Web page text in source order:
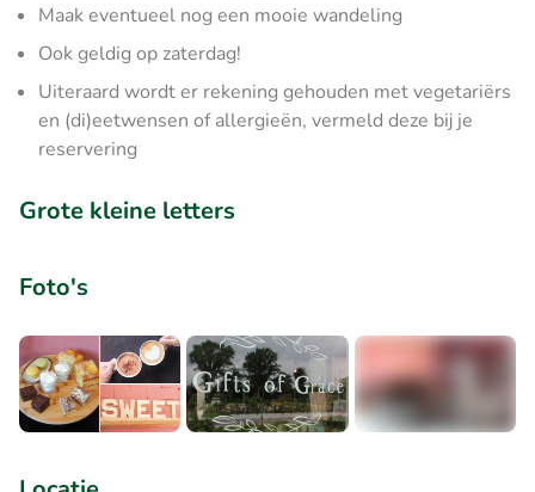
Maak eventueel nog een mooie wandeling
Ook geldig op zaterdag!
Uiteraard wordt er rekening gehouden met vegetariërs
en (di)eetwensen of allergieën, vermeld deze bij je
reservering
Grote kleine letters
Foto's